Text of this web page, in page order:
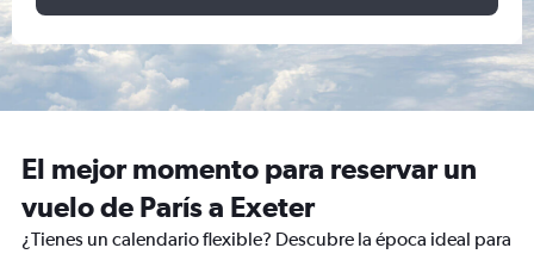
El mejor momento para reservar un
vuelo de París a Exeter
¿Tienes un calendario flexible? Descubre la época ideal para